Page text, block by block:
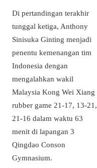
Di pertandingan terakhir
tunggal ketiga, Anthony
Sinisuka Ginting menjadi
penentu kemenangan tim
Indonesia dengan
mengalahkan wakil
Malaysia Kong Wei Xiang
rubber game 21-17, 13-21,
21-16 dalam waktu 63
menit di lapangan 3
Qingdao Conson
Gymnasium.